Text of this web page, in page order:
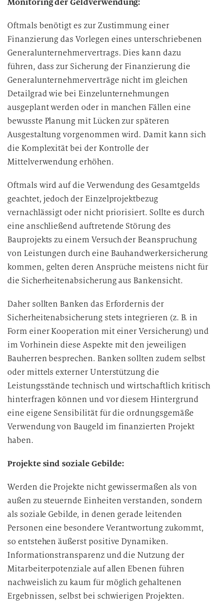
Oftmals benötigt es zur Zustimmung einer
Finanzierung das Vorlegen eines unterschriebenen
Generalunternehmervertrags. Dies kann dazu
führen, dass zur Sicherung der Finanzierung die
Generalunternehmerverträge nicht im gleichen
Detailgrad wie bei Einzelunternehmungen
ausgeplant werden oder in manchen Fällen eine
bewusste Planung mit Lücken zur späteren
Ausgestaltung vorgenommen wird. Damit kann sich
die Komplexität bei der Kontrolle der
Mittelverwendung erhöhen.
Oftmals wird auf die Verwendung des Gesamtgelds
geachtet, jedoch der Einzelprojektbezug
vernachlässigt oder nicht priorisiert. Sollte es durch
eine anschließend auftretende Störung des
Bauprojekts zu einem Versuch der Beanspruchung
von Leistungen durch eine Bauhandwerkersicherung
kommen, gelten deren Ansprüche meistens nicht für
die Sicherheitenabsicherung aus Bankensicht.
Daher sollten Banken das Erfordernis der
Sicherheitenabsicherung stets integrieren (z. B. in
Form einer Kooperation mit einer Versicherung) und
im Vorhinein diese Aspekte mit den jeweiligen
Bauherren besprechen. Banken sollten zudem selbst
oder mittels externer Unterstützung die
Leistungsstände technisch und wirtschaftlich kritisch
hinterfragen können und vor diesem Hintergrund
eine eigene Sensibilität für die ordnungsgemäße
Verwendung von Baugeld im finanzierten Projekt
haben.
Projekte sind soziale Gebilde:
Werden die Projekte nicht gewissermaßen als von
außen zu steuernde Einheiten verstanden, sondern
als soziale Gebilde, in denen gerade leitenden
Personen eine besondere Verantwortung zukommt,
so entstehen äußerst positive Dynamiken.
Informationstransparenz und die Nutzung der
Mitarbeiterpotenziale auf allen Ebenen führen
nachweislich zu kaum für möglich gehaltenen
Ergebnissen, selbst bei schwierigen Projekten.